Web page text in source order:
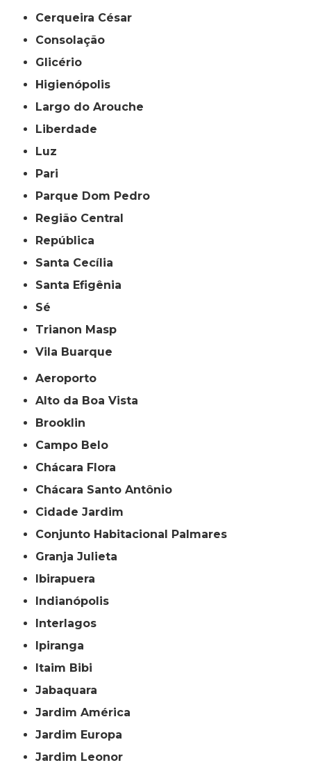
Cerqueira César
Consolação
Glicério
Higienópolis
Largo do Arouche
Liberdade
Luz
Pari
Parque Dom Pedro
Região Central
República
Santa Cecília
Santa Efigênia
Sé
Trianon Masp
Vila Buarque
Aeroporto
Alto da Boa Vista
Brooklin
Campo Belo
Chácara Flora
Chácara Santo Antônio
Cidade Jardim
Conjunto Habitacional Palmares
Granja Julieta
Ibirapuera
Indianópolis
Interlagos
Ipiranga
Itaim Bibi
Jabaquara
Jardim América
Jardim Europa
Jardim Leonor